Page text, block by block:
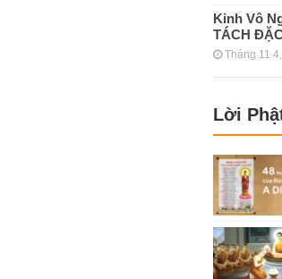
Kinh Vô
TÁCH
Tháng 11
Lời